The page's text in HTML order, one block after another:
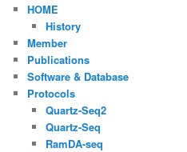
HOME
History
Member
Publications
Software & Database
Protocols
Quartz-Seq2
Quartz-Seq
RamDA-seq